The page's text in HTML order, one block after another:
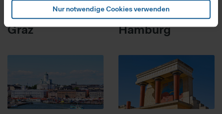
Informationen über Ihre geografische Lage erfassen,
welche bis auf einige Meter genau sein können
Ihr Gerät durch aktives Scannen nach bestimmten
Erfahren Sie mehr darüber, wie Ihre persönlichen Daten
verarbeitet werden, und legen Sie Ihre Präferenzen im
Abschnitt Details
Zur fortlaufenden Analyse des Nutzerverhaltens und zur
Optimierung der Inhalte sowie des Marketingangebots,
Nur notwendige Cookies verwenden
Österreich
Graz
Deutschland
Hamburg